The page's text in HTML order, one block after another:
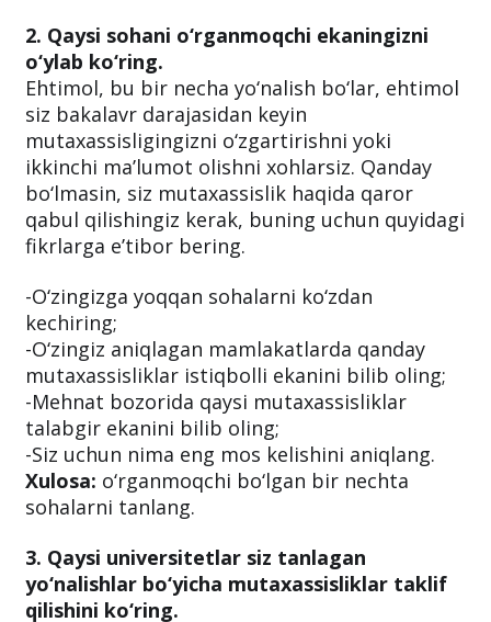
2. Qaysi sohani o‘rganmoqchi ekaningizni
o‘ylab ko‘ring.
Ehtimol, bu bir necha yo‘nalish bo‘lar, ehtimol
siz bakalavr darajasidan keyin
mutaxassisligingizni o‘zgartirishni yoki
ikkinchi ma’lumot olishni xohlarsiz. Qanday
bo‘lmasin, siz mutaxassislik haqida qaror
qabul qilishingiz kerak, buning uchun quyidagi
fikrlarga e’tibor bering.
-O‘zingizga yoqqan sohalarni ko‘zdan
kechiring;
-O‘zingiz aniqlagan mamlakatlarda qanday
mutaxassisliklar istiqbolli ekanini bilib oling;
-Mehnat bozorida qaysi mutaxassisliklar
talabgir ekanini bilib oling;
-Siz uchun nima eng mos kelishini aniqlang.
Xulosa: o‘rganmoqchi bo‘lgan bir nechta
sohalarni tanlang.
3. Qaysi universitetlar siz tanlagan
yo‘nalishlar bo‘yicha mutaxassisliklar taklif
qilishini ko‘ring.